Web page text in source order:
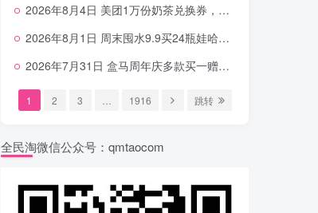
2026年8月4日 美团1万份奶茶兑换券，农行5E卡，中行支付超给利，美团领18个冰激凌，小米每天领2-6元等等
2026年8月1日 周末囤水9.9买24瓶娃哈哈，建行100元京东券，移动5元话费，麦当劳甜筒，交行立减金等
2026年7月31日 盒马周年庆多款买一赠一，饿了么拆红包，建行30立减金，农行领10元刷卡金等
1 2 3 1916 跳转
全民淘微信公众号：qmtaocom